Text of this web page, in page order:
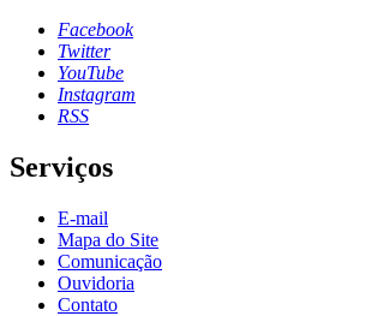
Facebook
Twitter
YouTube
Instagram
RSS
Serviços
E-mail
Mapa do Site
Comunicação
Ouvidoria
Contato